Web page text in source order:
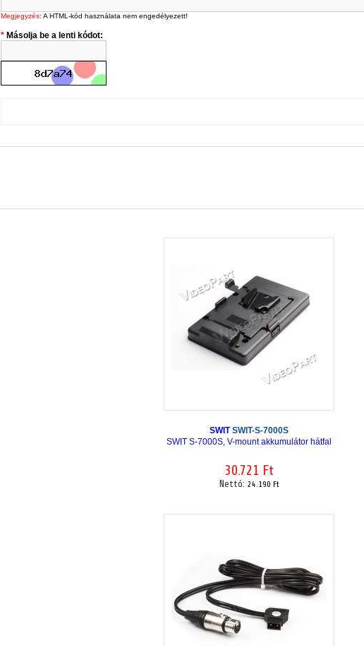
Megjegyzés: A HTML-kód használata nem engedélyezett!
Másolja be a lenti kódot:
SWITSWIT-S-7000S
SWIT S-7000S, V-mount akkumulátor hátfal
30.721 Ft
Nettó: 24.190 Ft